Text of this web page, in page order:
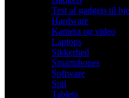
Test af gadgets til
Hardware
Kamera og video
Laptops
Sikkerhed
Smartphones
Software
Spil
Tablets